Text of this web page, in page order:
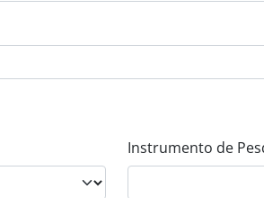
Instrumento de